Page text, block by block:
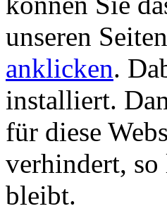
unseren
anklicken.
installiert.
für diese
verhindert,
bleibt.